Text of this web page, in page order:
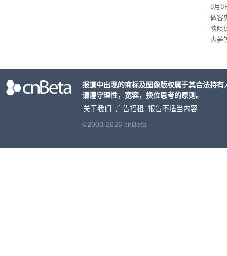
费
8月8
做客
睒睒
内卷
报道中出现的商标及图像版权属于其合法持
请遵守理性，宽容，换位思考的原则。
关于我们
广告招租
报告不适当内容
©2003-2026 cnBeta